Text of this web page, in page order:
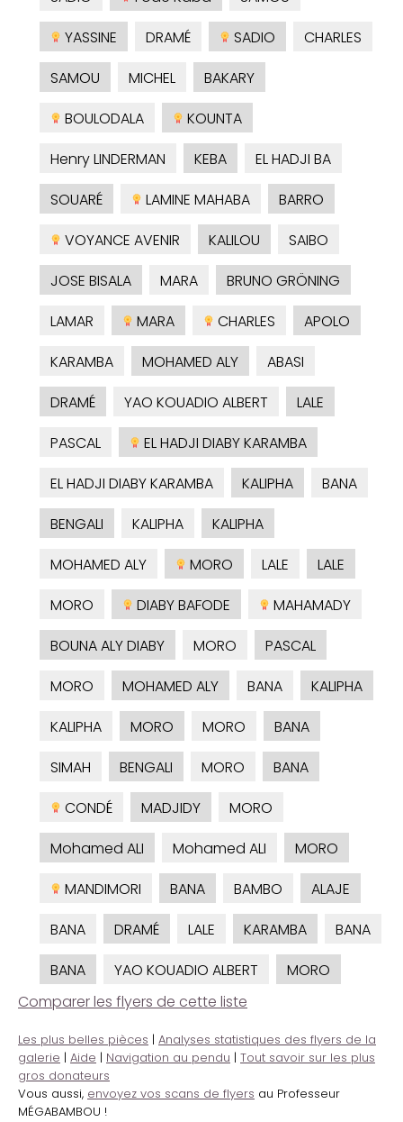
YASSINE
DRAMÉ SADIO
CHARLES
SAMOU
MICHEL
BAKARY
BOULODALA
KOUNTA
Henry LINDERMAN
KEBA
EL HADJI BA
SOUARÉ
LAMINE MAHABA
BARRO
VOYANCE AVENIR
KALILOU
SAIBO
JOSE BISALA
MARA
BRUNO GRÖNING
LAMAR
MARA CHARLES
APOLO
KARAMBA
MOHAMED ALY
ABASI
DRAMÉ
YAO KOUADIO ALBERT
LALE
PASCAL
EL HADJI DIABY KARAMBA
EL HADJI DIABY KARAMBA
KALIPHA
BANA
BENGALI
KALIPHA
KALIPHA
MOHAMED ALY
MORO LALE
LALE
MORO
DIABY BAFODE
MAHAMADY
BOUNA ALY DIABY
MORO
PASCAL
MORO
MOHAMED ALY BANA
KALIPHA
KALIPHA
MORO MORO
BANA
SIMAH
BENGALI MORO
BANA
CONDÉ
MADJIDY
MORO
Mohamed ALI
Mohamed ALI
MORO
MANDIMORI
BANA BAMBO
ALAJE
BANA
DRAMÉ LALE KARAMBA
BANA
BANA
YAO KOUADIO ALBERT
MORO
Comparer les flyers de cette liste
Les plus belles pièces | Analyses statistiques des flyers de la
galerie | Aide | Navigation au pendu | Tout savoir sur les plus
gros donateurs
Vous aussi, envoyez vos scans de flyers au Professeur
MÉGABAMBOU !